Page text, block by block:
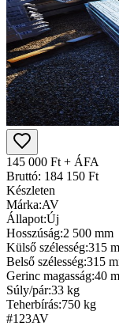
145 000 Ft + ÁFA
Bruttó: 184 150 Ft
Készleten
Márka:AV
Állapot:Új
Hosszúság:2 500 mm
Külső szélesség:315
Belső szélesség:315
Gerinc magasság:40
Súly/pár:33 kg
Teherbírás:750 kg
#123AV